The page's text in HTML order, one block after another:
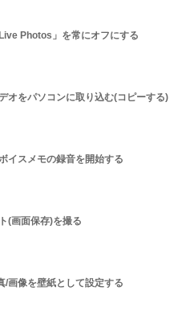
Photos」を常にオフにする
オをパソコンに取り込む(コピーする)
イスメモの録音を開始する
(画面保存)を撮る
画像を壁紙として設定する